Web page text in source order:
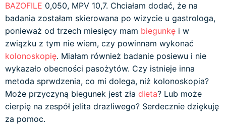
BAZOFILE 0,050, MPV 10,7. Chciałam dodać, że na
badania zostałam skierowana po wizycie u gastrologa,
ponieważ od trzech miesięcy mam biegunkę i w
związku z tym nie wiem, czy powinnam wykonać
kolonoskopię. Miałam również badanie posiewu i nie
wykazało obecności pasożytów. Czy istnieje inna
metoda sprwdzenia, co mi dolega, niż kolonoskopia?
Może przyczyną biegunek jest zła dieta? Lub może
cierpię na zespół jelita drazliwego? Serdecznie dziękuję
za pomoc.